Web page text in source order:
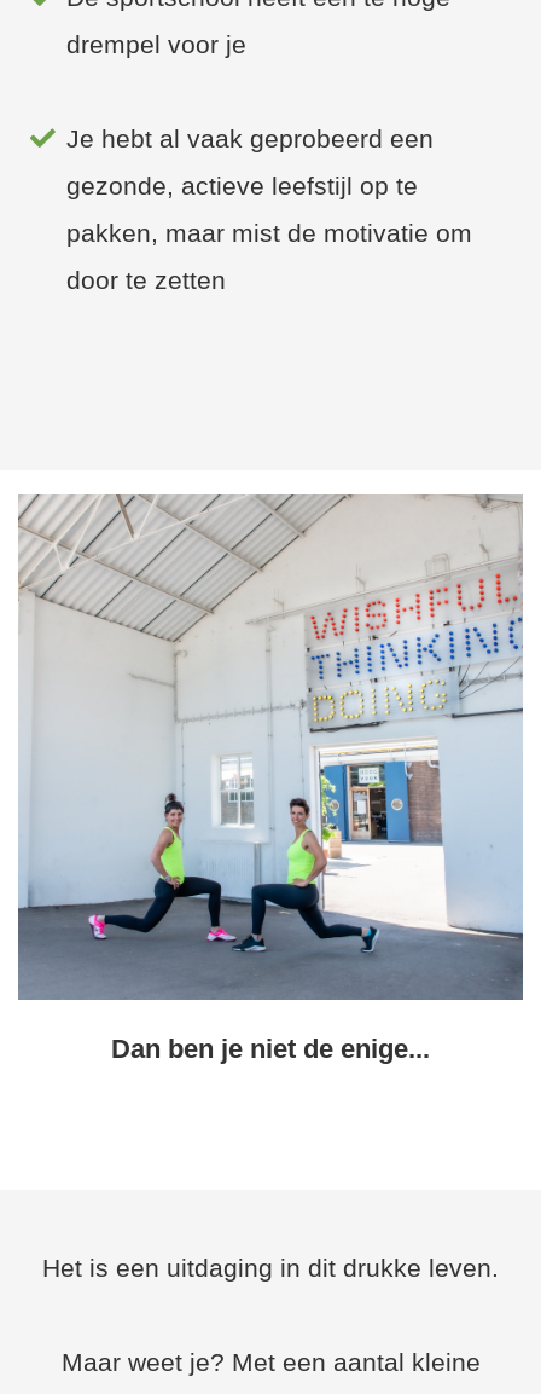
drempel voor je
Je hebt al vaak geprobeerd een
gezonde, actieve leefstijl op te
pakken, maar mist de motivatie om
door te zetten
Dan ben je niet de enige...
Het is een uitdaging in dit drukke leven.
Maar weet je? Met een aantal kleine